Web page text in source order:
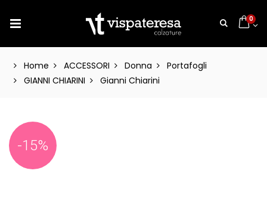
0
Home ACCESSORI Donna
Portafogli
GIANNI CHIARINI
Gianni Chiarini
-15%